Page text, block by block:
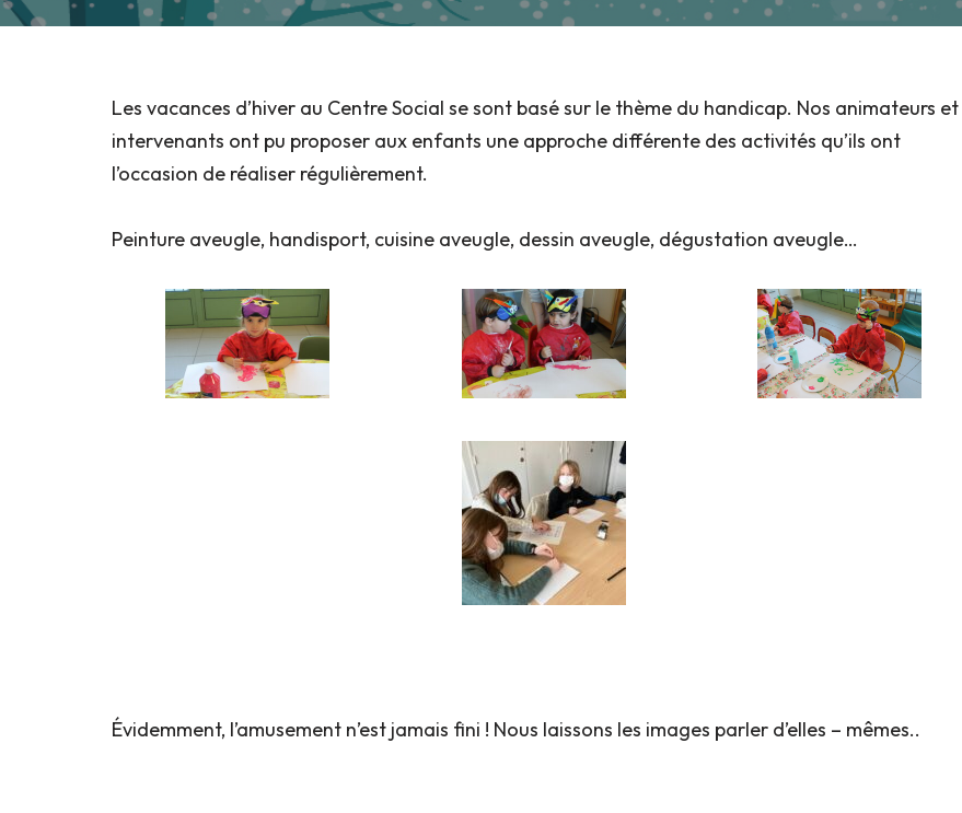
Les vacances d’hiver au Centre Social se sont basé sur le thème du handicap. Nos animateurs et
intervenants ont pu proposer aux enfants une approche différente des activités qu’ils ont
l’occasion de réaliser régulièrement.
Peinture aveugle, handisport, cuisine aveugle, dessin aveugle, dégustation aveugle…
Évidemment, l’amusement n’est jamais fini ! Nous laissons les images parler d’elles – mêmes..